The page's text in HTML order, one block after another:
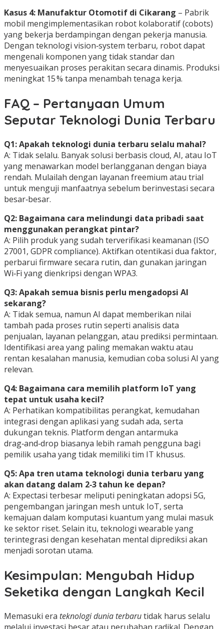
Kasus 4: Manufaktur Otomotif di Cikarang – Pabrik
mobil mengimplementasikan robot kolaboratif (cobots)
yang bekerja berdampingan dengan pekerja manusia.
Dengan teknologi vision‑system terbaru, robot dapat
mengenali komponen yang tidak standar dan
menyesuaikan proses perakitan secara dinamis. Produksi
meningkat 15 % tanpa menambah tenaga kerja.
FAQ – Pertanyaan Umum
Seputar Teknologi Dunia Terbaru
Q1: Apakah teknologi dunia terbaru selalu mahal?
A: Tidak selalu. Banyak solusi berbasis cloud, AI, atau IoT
yang menawarkan model berlangganan dengan biaya
rendah. Mulailah dengan layanan freemium atau trial
untuk menguji manfaatnya sebelum berinvestasi secara
besar‑besar.
Q2: Bagaimana cara melindungi data pribadi saat
menggunakan perangkat pintar?
A: Pilih produk yang sudah terverifikasi keamanan (ISO
27001, GDPR compliance). Aktifkan otentikasi dua faktor,
perbarui firmware secara rutin, dan gunakan jaringan
Wi‑Fi yang dienkripsi dengan WPA3.
Q3: Apakah semua bisnis perlu mengadopsi AI
sekarang?
A: Tidak semua, namun AI dapat memberikan nilai
tambah pada proses rutin seperti analisis data
penjualan, layanan pelanggan, atau prediksi permintaan.
Identifikasi area yang paling memakan waktu atau
rentan kesalahan manusia, kemudian coba solusi AI yang
relevan.
Q4: Bagaimana cara memilih platform IoT yang
tepat untuk usaha kecil?
A: Perhatikan kompatibilitas perangkat, kemudahan
integrasi dengan aplikasi yang sudah ada, serta
dukungan teknis. Platform dengan antarmuka
drag‑and‑drop biasanya lebih ramah pengguna bagi
pemilik usaha yang tidak memiliki tim IT khusus.
Q5: Apa tren utama teknologi dunia terbaru yang
akan datang dalam 2‑3 tahun ke depan?
A: Expectasi terbesar meliputi peningkatan adopsi 5G,
pengembangan jaringan mesh untuk IoT, serta
kemajuan dalam komputasi kuantum yang mulai masuk
ke sektor riset. Selain itu, teknologi wearable yang
terintegrasi dengan kesehatan mental diprediksi akan
menjadi sorotan utama.
Kesimpulan: Mengubah Hidup
Seketika dengan Langkah Kecil
Memasuki era teknologi dunia terbarutidak harus selalu